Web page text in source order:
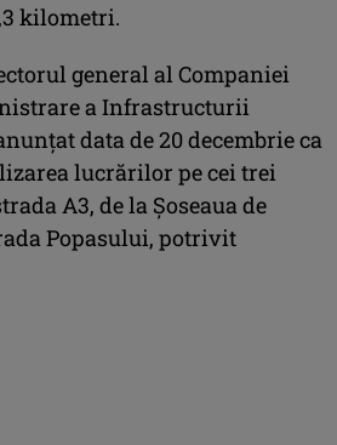
kilometri.
general al Companiei
a Infrastructurii
data de 20 decembrie ca
lucrărilor pe cei trei
A3, de la Şoseaua de
Popasului, potrivit